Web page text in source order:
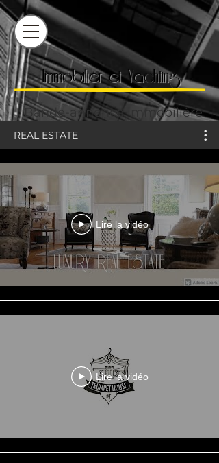
Immobilier et Yachting
Bande-annonce immobilière
REAL ESTATE
Lire la vidéo
Lire la vidéo